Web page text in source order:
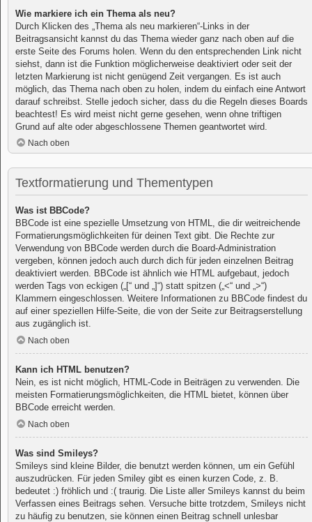
Wie markiere ich ein Thema als neu?
Durch Klicken des „Thema als neu markieren“-Links in der
Beitragsansicht kannst du das Thema wieder ganz nach oben auf die
erste Seite des Forums holen. Wenn du den entsprechenden Link nicht
siehst, dann ist die Funktion möglicherweise deaktiviert oder seit der
letzten Markierung ist nicht genügend Zeit vergangen. Es ist auch
möglich, das Thema nach oben zu holen, indem du einfach eine Antwort
darauf schreibst. Stelle jedoch sicher, dass du die Regeln dieses Boards
beachtest! Es wird meist nicht gerne gesehen, wenn ohne triftigen
Grund auf alte oder abgeschlossene Themen geantwortet wird.
Nach oben
Textformatierung und Thementypen
Was ist BBCode?
BBCode ist eine spezielle Umsetzung von HTML, die dir weitreichende
Formatierungsmöglichkeiten für deinen Text gibt. Die Rechte zur
Verwendung von BBCode werden durch die Board-Administration
vergeben, können jedoch auch durch dich für jeden einzelnen Beitrag
deaktiviert werden. BBCode ist ähnlich wie HTML aufgebaut, jedoch
werden Tags von eckigen („[“ und „]“) statt spitzen („<“ und „>“)
Klammern eingeschlossen. Weitere Informationen zu BBCode findest du
auf einer speziellen Hilfe-Seite, die von der Seite zur Beitragserstellung
aus zugänglich ist.
Nach oben
Kann ich HTML benutzen?
Nein, es ist nicht möglich, HTML-Code in Beiträgen zu verwenden. Die
meisten Formatierungsmöglichkeiten, die HTML bietet, können über
BBCode erreicht werden.
Nach oben
Was sind Smileys?
Smileys sind kleine Bilder, die benutzt werden können, um ein Gefühl
auszudrücken. Für jeden Smiley gibt es einen kurzen Code, z. B.
bedeutet :) fröhlich und :( traurig. Die Liste aller Smileys kannst du beim
Verfassen eines Beitrags sehen. Versuche bitte trotzdem, Smileys nicht
zu häufig zu benutzen, sie können einen Beitrag schnell unlesbar